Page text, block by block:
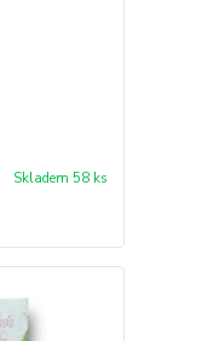
Skladem 58 ks